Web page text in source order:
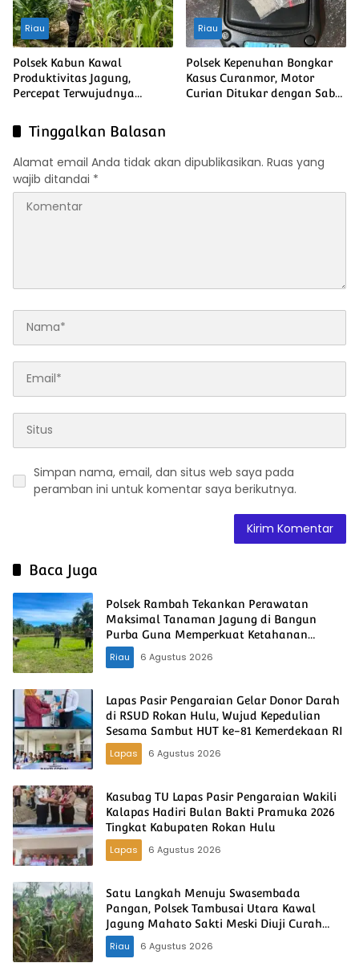
Riau
Polsek Kabun Kawal
Produktivitas Jagung,
Percepat Terwujudnya
Nasional
Riau
Polsek Kepenuhan Bongkar
Kasus Curanmor, Motor
Curian Ditukar dengan Sabu
Tinggalkan Balasan
Alamat email Anda tidak akan dipublikasikan. Ruas yang
wajib ditandai *
Simpan nama, email, dan situs web saya pada
peramban ini untuk komentar saya berikutnya.
Baca Juga
Polsek Rambah Tekankan Perawatan
Maksimal Tanaman Jagung di Bangun
Purba Guna Memperkuat Ketahanan
Pangan Nasional
Riau 6 Agustus 2026
Lapas Pasir Pengaraian Gelar Donor Darah
di RSUD Rokan Hulu, Wujud Kepedulian
Sesama Sambut HUT ke-81 Kemerdekaan RI
Lapas
6 Agustus 2026
Kasubag TU Lapas Pasir Pengaraian Wakili
Kalapas Hadiri Bulan Bakti Pramuka 2026
Tingkat Kabupaten Rokan Hulu
Lapas
6 Agustus 2026
Satu Langkah Menuju Swasembada
Pangan, Polsek Tambusai Utara Kawal
Jagung Mahato Sakti Meski Diuji Curah
Hujan
Riau 6 Agustus 2026